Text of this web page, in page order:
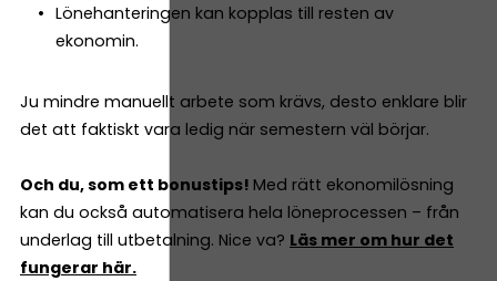
Lönehanteringen kan kopplas till resten av
ekonomin.
Ju mindre manuellt arbete som krävs, desto enklare blir
det att faktiskt vara ledig när semestern väl börjar.
Och du, som ett bonustips! Med rätt ekonomilösning
kan du också automatisera hela löneprocessen – från
underlag till utbetalning. Nice va? Läs mer om hur det
fungerar här.